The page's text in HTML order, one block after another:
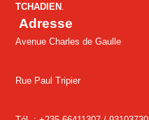
TCHADIEN
Adresse
Avenue Charles de Gaulle
Rue Paul Tripier